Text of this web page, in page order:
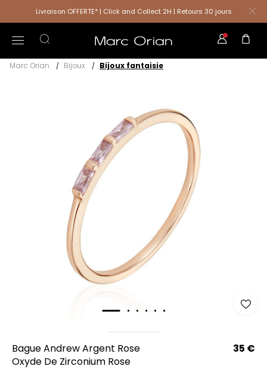
Livraison OFFERTE* | Click and Collect 2H | Retours 30 jours
Marc Orian Bijoux Bijoux fantaisie
Bague Andrew Argent Rose
Oxyde De Zirconium Rose
35 €